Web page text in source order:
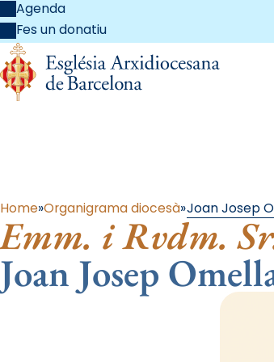
Agenda
Fes un donatiu
Home Organigrama diocesà Joan Josep
Emm. i Rvdm.
Joan Josep